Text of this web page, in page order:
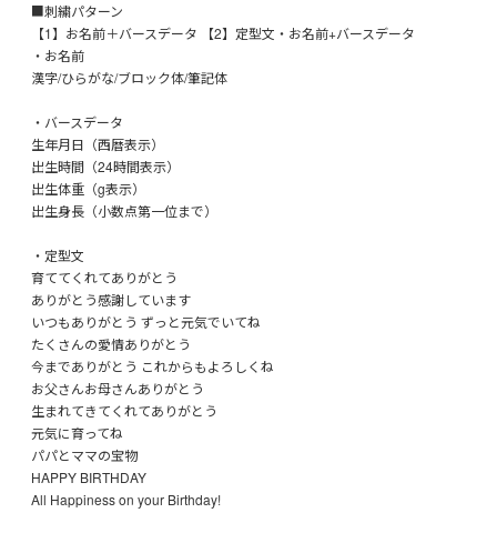
■刺繍パターン
【1】お名前＋バースデータ 【2】定型文・お名前+バースデータ
・お名前
漢字/ひらがな/ブロック体/筆記体
・バースデータ
生年月日（西暦表示）
出生時間（24時間表示）
出生体重（g表示）
出生身長（小数点第一位まで）
・定型文
育ててくれてありがとう
ありがとう感謝しています
いつもありがとう ずっと元気でいてね
たくさんの愛情ありがとう
今までありがとう これからもよろしくね
お父さんお母さんありがとう
生まれてきてくれてありがとう
元気に育ってね
パパとママの宝物
HAPPY BIRTHDAY
All Happiness on your Birthday!